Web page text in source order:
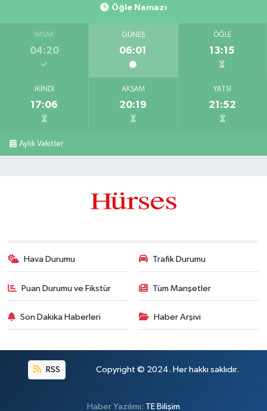
Öğle Namazı
İMSAK
04:20
GÜNEŞ
06:01
ÖĞLE
13:15
İKINDI
17:06
AKŞAM
20:19
YATSI
21:52
Aylık Vakitler
Hava Durumu Trafik Durumu
Puan Durumu ve Fikstür Tüm Manşetler
Son Dakika Haberleri Haber Arşivi
RSS Copyright © 2024. Her hakkı saklıdır.
Haber Yazılımı: TE Bilişim